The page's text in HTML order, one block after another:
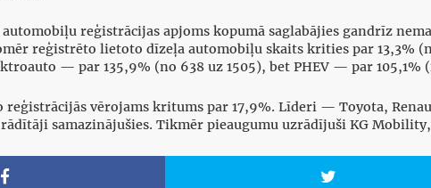
reģistrācijas apjoms kopumā saglabājies gandrīz
reģistrēto lietoto dīzeļa automobiļu skaits krities par 13,3%
— par 135,9% (no 638 uz 1505), bet PHEV — par 105,1%
reģistrācijās vērojams kritums par 17,9%. Līderi — Toyota,
samazinājušies. Tikmēr pieaugumu uzrādījuši KG
 